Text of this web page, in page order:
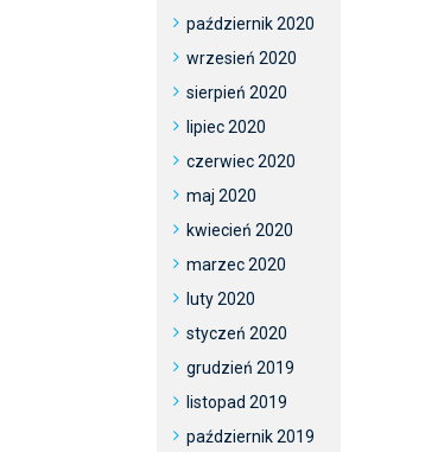
październik 2020
wrzesień 2020
sierpień 2020
lipiec 2020
czerwiec 2020
maj 2020
kwiecień 2020
marzec 2020
luty 2020
styczeń 2020
grudzień 2019
listopad 2019
październik 2019